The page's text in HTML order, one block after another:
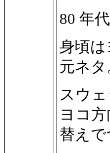
80 年
身頃
元ネ
スウ
ヨコ
替え